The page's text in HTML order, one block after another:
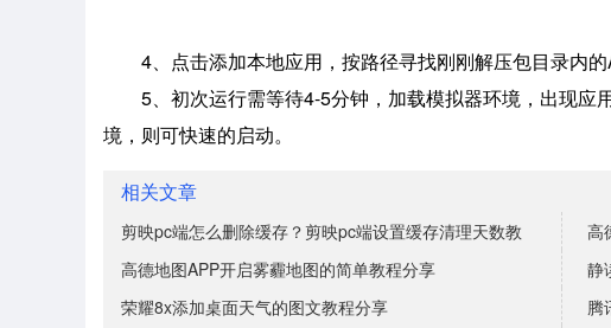
4、点击添加本地应用，按路径寻找刚刚解压包目录内的
5、初次运行需等待4-5分钟，加载模拟器环境，出现应
境，则可快速的启动。
相关文章
剪映pc端怎么删除缓存？剪映pc端设置缓存清理天数教
高
高德地图APP开启雾霾地图的简单教程分享
静
荣耀8x添加桌面天气的图文教程分享
腾